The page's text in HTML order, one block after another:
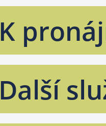
K
Další